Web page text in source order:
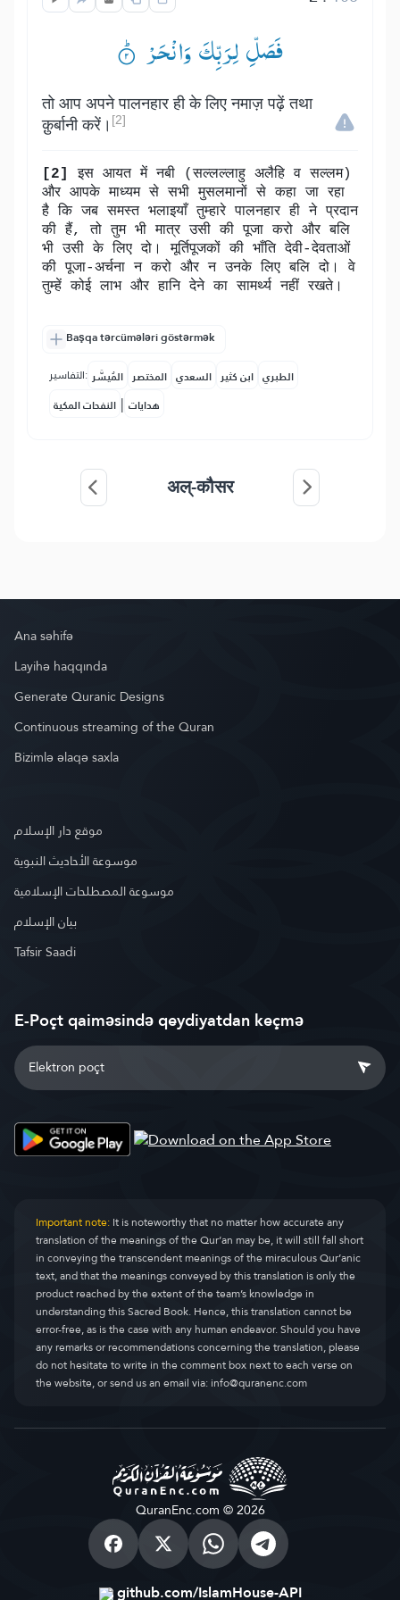
فَصَلِّ لِرَبِّكَ وَانْحَرْ ۟ؕ
तो आप अपने पालनहार ही के लिए नमाज़ पढ़ें तथा
क़ुर्बानी करें। [2]
[2]
इस आयत में नबी (सल्लल्लाहु अलैहि व सल्लम)
और आपके माध्यम से सभी मुसलमानों से कहा जा रहा
है कि जब समस्त भलाइयाँ तुम्हारे पालनहार ही ने प्रदान
की हैं, तो तुम भी मात्र उसी की पूजा करो और बलि
भी उसी के लिए दो। मूर्तिपूजकों की भाँति देवी-देवताओं
की पूजा-अर्चना न करो और न उनके लिए बलि दो। वे
तुम्हें कोई लाभ और हानि देने का सामर्थ्य नहीं रखते।
Başqa tərcümələri göstərmək
التفاسير: المُيسَّر المختصر السعدي ابن كثير الطبري
النفحات المكية | هدايات
अल्-कौसर
Ana səhifə
Layihə haqqında
Generate Quranic Designs
Continuous streaming of the Quran
Bizimlə əlaqə saxla
موقع دار الإسلام
موسوعة الأحاديث النبوية
موسوعة المصطلحات الإسلامية
بيان الإسلام
Tafsir Saadi
E-Poçt qaiməsində qeydiyatdan keçmə
Important note:It is noteworthy that no matter how accurate any
translation of the meanings of the Qur’an may be, it will still fall short
in conveying the transcendent meanings of the miraculous Qur’anic
text, and that the meanings conveyed by this translation is only the
product reached by the extent of the team’s knowledge in
understanding this Sacred Book. Hence, this translation cannot be
error-free, as is the case with any human endeavor. Should you have
any remarks or recommendations concerning the translation, please
do not hesitate to write in the comment box next to each verse on
the website, or send us an email via:info@quranenc.com
QuranEnc.com © 2026
github.com/IslamHouse-API